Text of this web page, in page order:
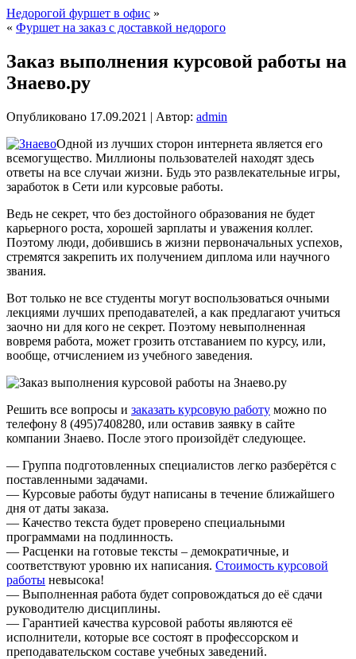
Недорогой фуршет в офис »
« Фуршет на заказ с доставкой недорого
Заказ выполнения курсовой работы на
Знаево.ру
Опубликовано 17.09.2021 | Автор: admin
Одной из лучших сторон интернета является его
всемогущество. Миллионы пользователей находят здесь
ответы на все случаи жизни. Будь это развлекательные игры,
заработок в Сети или курсовые работы.
Ведь не секрет, что без достойного образования не будет
карьерного роста, хорошей зарплаты и уважения коллег.
Поэтому люди, добившись в жизни первоначальных успехов,
стремятся закрепить их получением диплома или научного
звания.
Вот только не все студенты могут воспользоваться очными
лекциями лучших преподавателей, а как предлагают учиться
заочно ни для кого не секрет. Поэтому невыполненная
вовремя работа, может грозить отставанием по курсу, или,
вообще, отчислением из учебного заведения.
Решить все вопросы и заказать курсовую работу можно по
телефону 8 (495)7408280, или оставив заявку в сайте
компании Знаево. После этого произойдёт следующее.
— Группа подготовленных специалистов легко разберётся с
поставленными задачами.
— Курсовые работы будут написаны в течение ближайшего
дня от даты заказа.
— Качество текста будет проверено специальными
программами на подлинность.
— Расценки на готовые тексты – демократичные, и
соответствуют уровню их написания. Стоимость курсовой
работы невысока!
— Выполненная работа будет сопровождаться до её сдачи
руководителю дисциплины.
— Гарантией качества курсовой работы являются её
исполнители, которые все состоят в профессорском и
преподавательском составе учебных заведений.